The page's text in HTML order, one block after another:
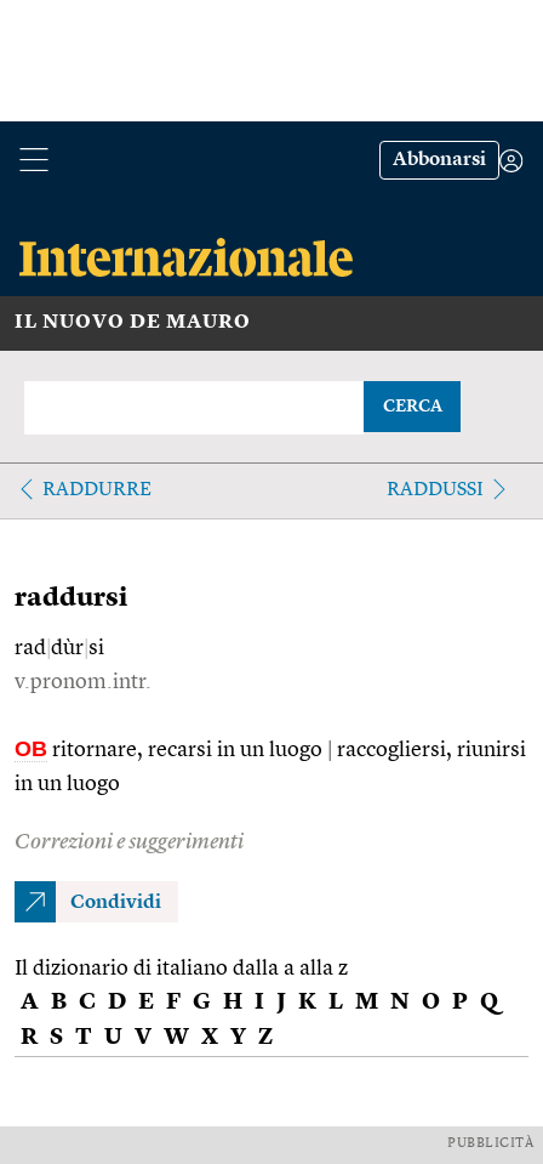
Abbonarsi
IL NUOVO DE MAURO
CERCA
RADDURRE RADDUSSI
raddursi
rad dùr si
v.pronom.intr.
OB ritornare, recarsi in un luogo
raccogliersi, riunirsi
in un luogo
Correzioni e suggerimenti
Condividi
Il dizionario di italiano dalla a alla z
A B C D E F G H I J K L M N O P Q
R S T U V W X Y Z
PUBBLICITÀ